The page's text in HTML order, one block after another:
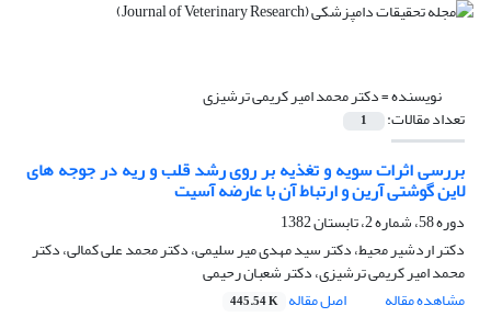
نویسنده =دکتر محمد امیر کریمی ترشیزی
تعداد مقالات: 1
بررسی اثرات سویه و تغذیه بر روی رشد قلب و ریه در جوجه های
لاین گوشتی آرین و ارتباط آن با عارضه آسیت
دوره 58، شماره 2، تابستان 1382
دکتر اردشیر محیط، دکتر سید مهدی میر سلیمی، دکتر محمد علی کمالی، دکتر
محمد امیر کریمی ترشیزی، دکتر شعبان رحیمی
مشاهده مقاله
اصل مقاله 445.54 K